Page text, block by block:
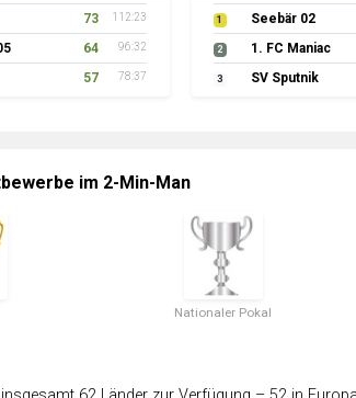
73 112:23
64 96:32
57 78:37
1 Seebär 02
2 1. FC Maniac
3 SV Sputnik
im 2-Min-Man
Nationaler Pokal